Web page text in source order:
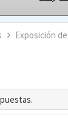
Exposición